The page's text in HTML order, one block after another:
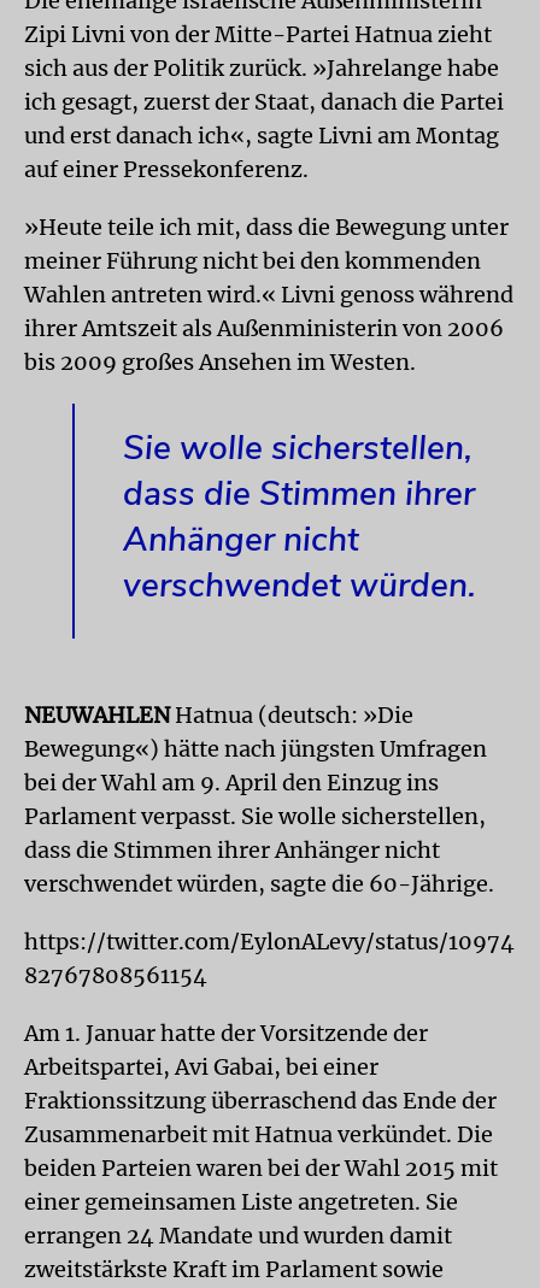
Zipi Livni von der Mitte-Partei Hatnua zieht
sich aus der Politik zurück. »Jahrelange habe
ich gesagt, zuerst der Staat, danach die Partei
und erst danach ich«, sagte Livni am Montag
auf einer Pressekonferenz.
»Heute teile ich mit, dass die Bewegung unter
meiner Führung nicht bei den kommenden
Wahlen antreten wird.« Livni genoss während
ihrer Amtszeit als Außenministerin von 2006
bis 2009 großes Ansehen im Westen.
Sie wolle sicherstellen,
dass die Stimmen ihrer
Anhänger nicht
verschwendet würden.
NEUWAHLENHatnua (deutsch: »Die
Bewegung«) hätte nach jüngsten Umfragen
bei der Wahl am 9. April den Einzug ins
Parlament verpasst. Sie wolle sicherstellen,
dass die Stimmen ihrer Anhänger nicht
verschwendet würden, sagte die 60-Jährige.
https://twitter.com/EylonALevy/status/10974
82767808561154
Am 1. Januar hatte der Vorsitzende der
Arbeitspartei, Avi Gabai, bei einer
Fraktionssitzung überraschend das Ende der
Zusammenarbeit mit Hatnua verkündet. Die
beiden Parteien waren bei der Wahl 2015 mit
einer gemeinsamen Liste angetreten. Sie
errangen 24 Mandate und wurden damit
zweitstärkste Kraft im Parlament sowie